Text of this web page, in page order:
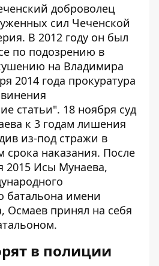
доброволец
сил Чеченской
В 2012 году он был
по подозрению в
на Владимира
2014 года прокуратура
статьи". 18 ноября суд
к 3 годам лишения
из-под стражи в
срока наказания. После
2015 Исы Мунаева,
батальона имени
Осмаев принял на себя
в полиции